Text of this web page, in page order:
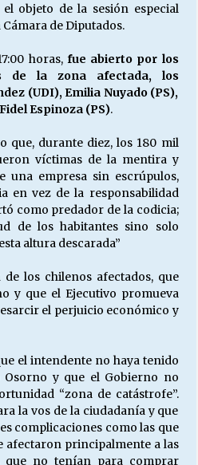
hoy”.
ricos, Save Our Souls (Salvar
con doble sueldo?
objeto de la sesión especial
de Diputados.
horas, fue abierto por los
de la zona afectada, los
(UDI), Emilia Nuyado (PS),
Espinoza (PS).
que, durante diez, los 180 mil
víctimas de la mentira y
una empresa sin escrúpulos,
en vez de la responsabilidad
como predador de la codicia;
de los habitantes sino solo
altura descarada”
los chilenos afectados, que
y que el Ejecutivo promueva
el perjuicio económico y
el intendente no haya tenido
y que el Gobierno no
“zona de catástrofe”.
la vos de la ciudadanía y que
complicaciones como las que
afectaron principalmente a las
que no tenían para comprar